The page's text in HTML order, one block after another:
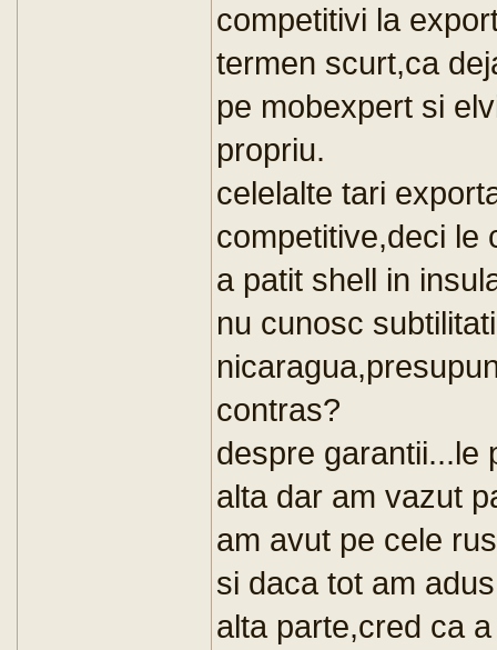
competitivi la
termen scurt,ca
pe mobexpert si
propriu.
celelalte tari
competitive,deci le
a patit shell in
nu cunosc
contras?
despre garantii...le
alta dar am vazut
am avut pe cele
si daca tot am
alta parte,cred ca